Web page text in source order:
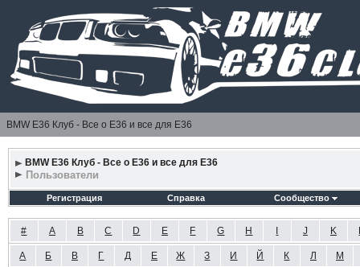
BMW E36 Клуб - Все о Е36 и все для Е36
BMW E36 Клуб - Все о Е36 и все для Е36
Пользователи
Регистрация Справка Сообщество
# A B C D E F G H J K
А Б В Г Д Е Ж З И Й К Л М